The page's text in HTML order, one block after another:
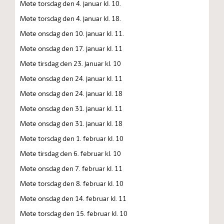
Møte torsdag den 4. januar kl. 10.
Møte torsdag den 4. januar kl. 18.
Møte onsdag den 10. januar kl. 11.
Møte onsdag den 17. januar kl. 11
Møte tirsdag den 23. januar kl. 10
Møte onsdag den 24. januar kl. 11
Møte onsdag den 24. januar kl. 18
Møte onsdag den 31. januar kl. 11
Møte onsdag den 31. januar kl. 18
Møte torsdag den 1. februar kl. 10
Møte tirsdag den 6. februar kl. 10
Møte onsdag den 7. februar kl. 11
Møte torsdag den 8. februar kl. 10
Møte onsdag den 14. februar kl. 11
Møte torsdag den 15. februar kl. 10